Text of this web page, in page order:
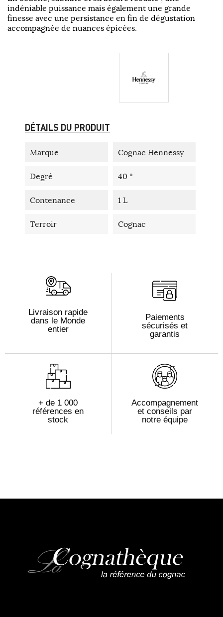
indéniable puissance mais également une grande
finesse avec une persistance en fin de dégustation
accompagnée de nuances épicées.
DÉTAILS DU PRODUIT
Marque Cognac Hennessy
Degré 40 °
Contenance 1 L
Terroir Cognac
Livraison rapide
dans le Monde
entier
Paiements
sécurisés et
garantis
+ de 1 000
références en
stock
Accompagnement
et conseils par
notre équipe